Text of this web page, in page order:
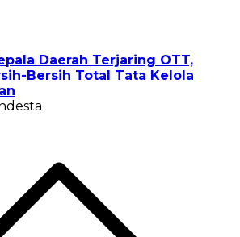
Daerah Terjaring OTT,
Bersih Total Tata Kelola